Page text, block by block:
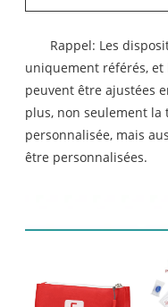
Rappel: Les
uniquement référés,
peuvent être ajustées
plus, non seulement
personnalisée, mais
être personnalisées.